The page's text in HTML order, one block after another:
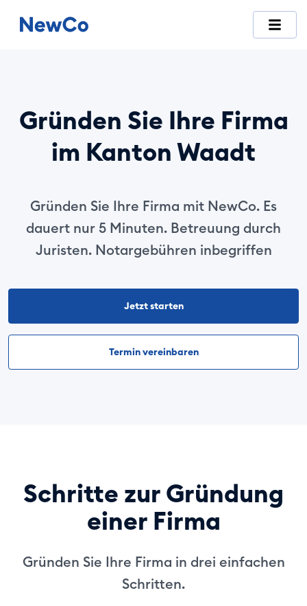
Gründen Sie Ihre Firma
im Kanton Waadt
Gründen Sie Ihre Firma mit NewCo. Es
dauert nur 5 Minuten. Betreuung durch
Juristen. Notargebühren inbegriffen
Jetzt starten
Termin vereinbaren
Schritte zur Gründung
einer Firma
Gründen Sie Ihre Firma in drei einfachen
Schritten.